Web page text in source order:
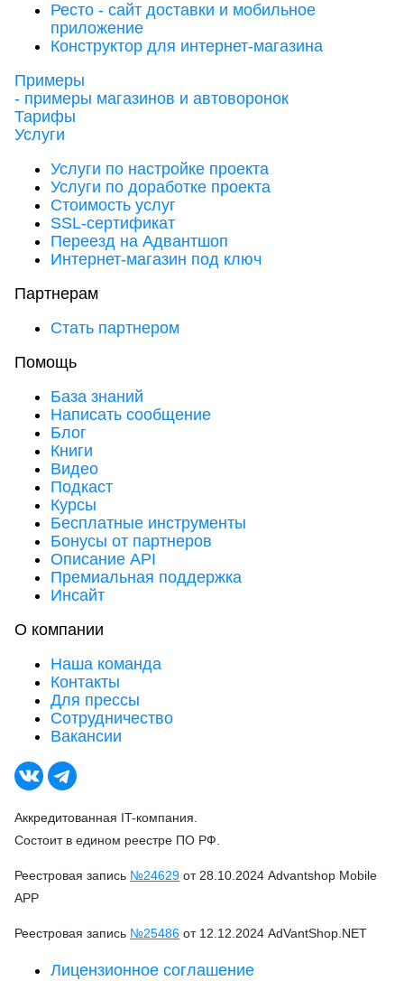
Ресто - сайт доставки и мобильное
приложение
Конструктор для интернет-магазина
Примеры
- примеры магазинов и автоворонок
Тарифы
Услуги
Услуги по настройке проекта
Услуги по доработке проекта
Стоимость услуг
SSL-сертификат
Переезд на Адвантшоп
Интернет-магазин под ключ
Партнерам
Стать партнером
Помощь
База знаний
Написать сообщение
Блог
Книги
Видео
Подкаст
Курсы
Бесплатные инструменты
Бонусы от партнеров
Описание API
Премиальная поддержка
Инсайт
О компании
Наша команда
Контакты
Для прессы
Сотрудничество
Вакансии
Аккредитованная IT-компания.
Состоит в едином реестре ПО РФ.
Реестровая запись №24629 от 28.10.2024 Advantshop Mobile
APP
Реестровая запись №25486 от 12.12.2024 AdVantShop.NET
Лицензионное соглашение